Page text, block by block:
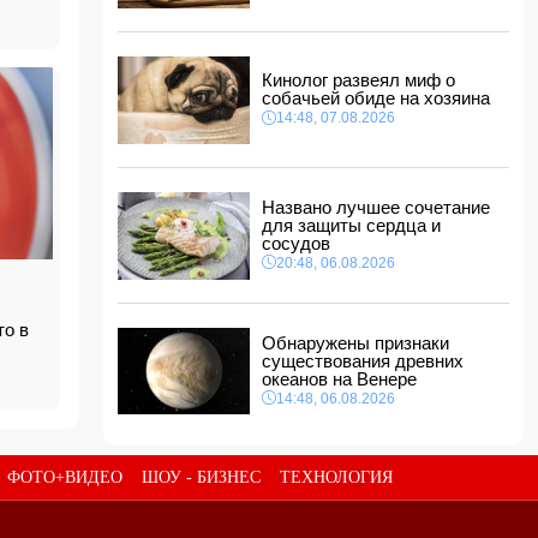
в
14:14, 07.08.2026
должности посла
14:10, 07.08.2026
Моуринью в шоке после отказа Родри от
перехода в "Реал"
Ильхам Алиев подписал распоряжения в
связи с двумя дипломатами
14:00, 07.08.2026
Прогноз погоды в Азербайджане на 8 августа
12:48, 07.08.2026
В Азербайджане ищут сотрудников с
зарплатой до 10 000 манатов
12:40, 07.08.2026
Кинолог развеял миф о
собачьей обиде на хозяина
14:48, 07.08.2026
Названо лучшее сочетание
для защиты сердца и
сосудов
20:48, 06.08.2026
Обнаружены признаки
существования древних
океанов на Венере
14:48, 06.08.2026
ФОТО+ВИДЕО ШОУ - БИЗНЕС ТЕХНОЛОГИЯ